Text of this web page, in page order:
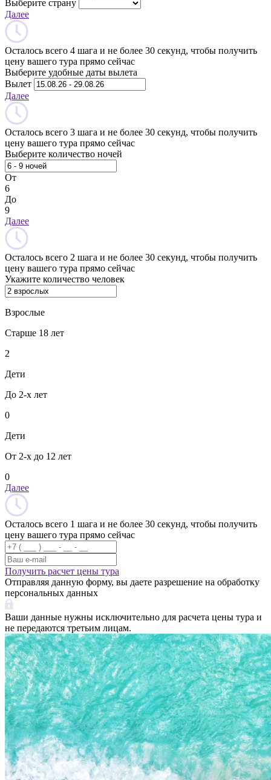
Выберите страну
Далее
Осталось всего 4 шага и не более 30 секунд, чтобы получить
цену вашего тура прямо сейчас
Выберите удобные даты вылета
Вылет
Далее
Осталось всего 3 шага и не более 30 секунд, чтобы получить
цену вашего тура прямо сейчас
Выберите количество ночей
От
6
До
9
Далее
Осталось всего 2 шага и не более 30 секунд, чтобы получить
цену вашего тура прямо сейчас
Укажите количество человек
Взрослые
Старше 18 лет
2
Дети
До 2-х лет
0
Дети
От 2-х до 12 лет
0
Далее
Осталось всего 1 шага и не более 30 секунд, чтобы получить
цену вашего тура прямо сейчас
Получить расчет цены тура
Отправляя данную форму, вы даете разрешение на обработку
персональных данных
Ваши данные нужны исключительно для расчета цены тура и
не передаются третьим лицам.